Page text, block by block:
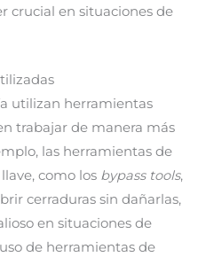
crucial en situaciones de
utilizan herramientas
trabajar de manera más
las herramientas de
como los bypass tools,
cerraduras sin dañarlas,
en situaciones de
de herramientas de